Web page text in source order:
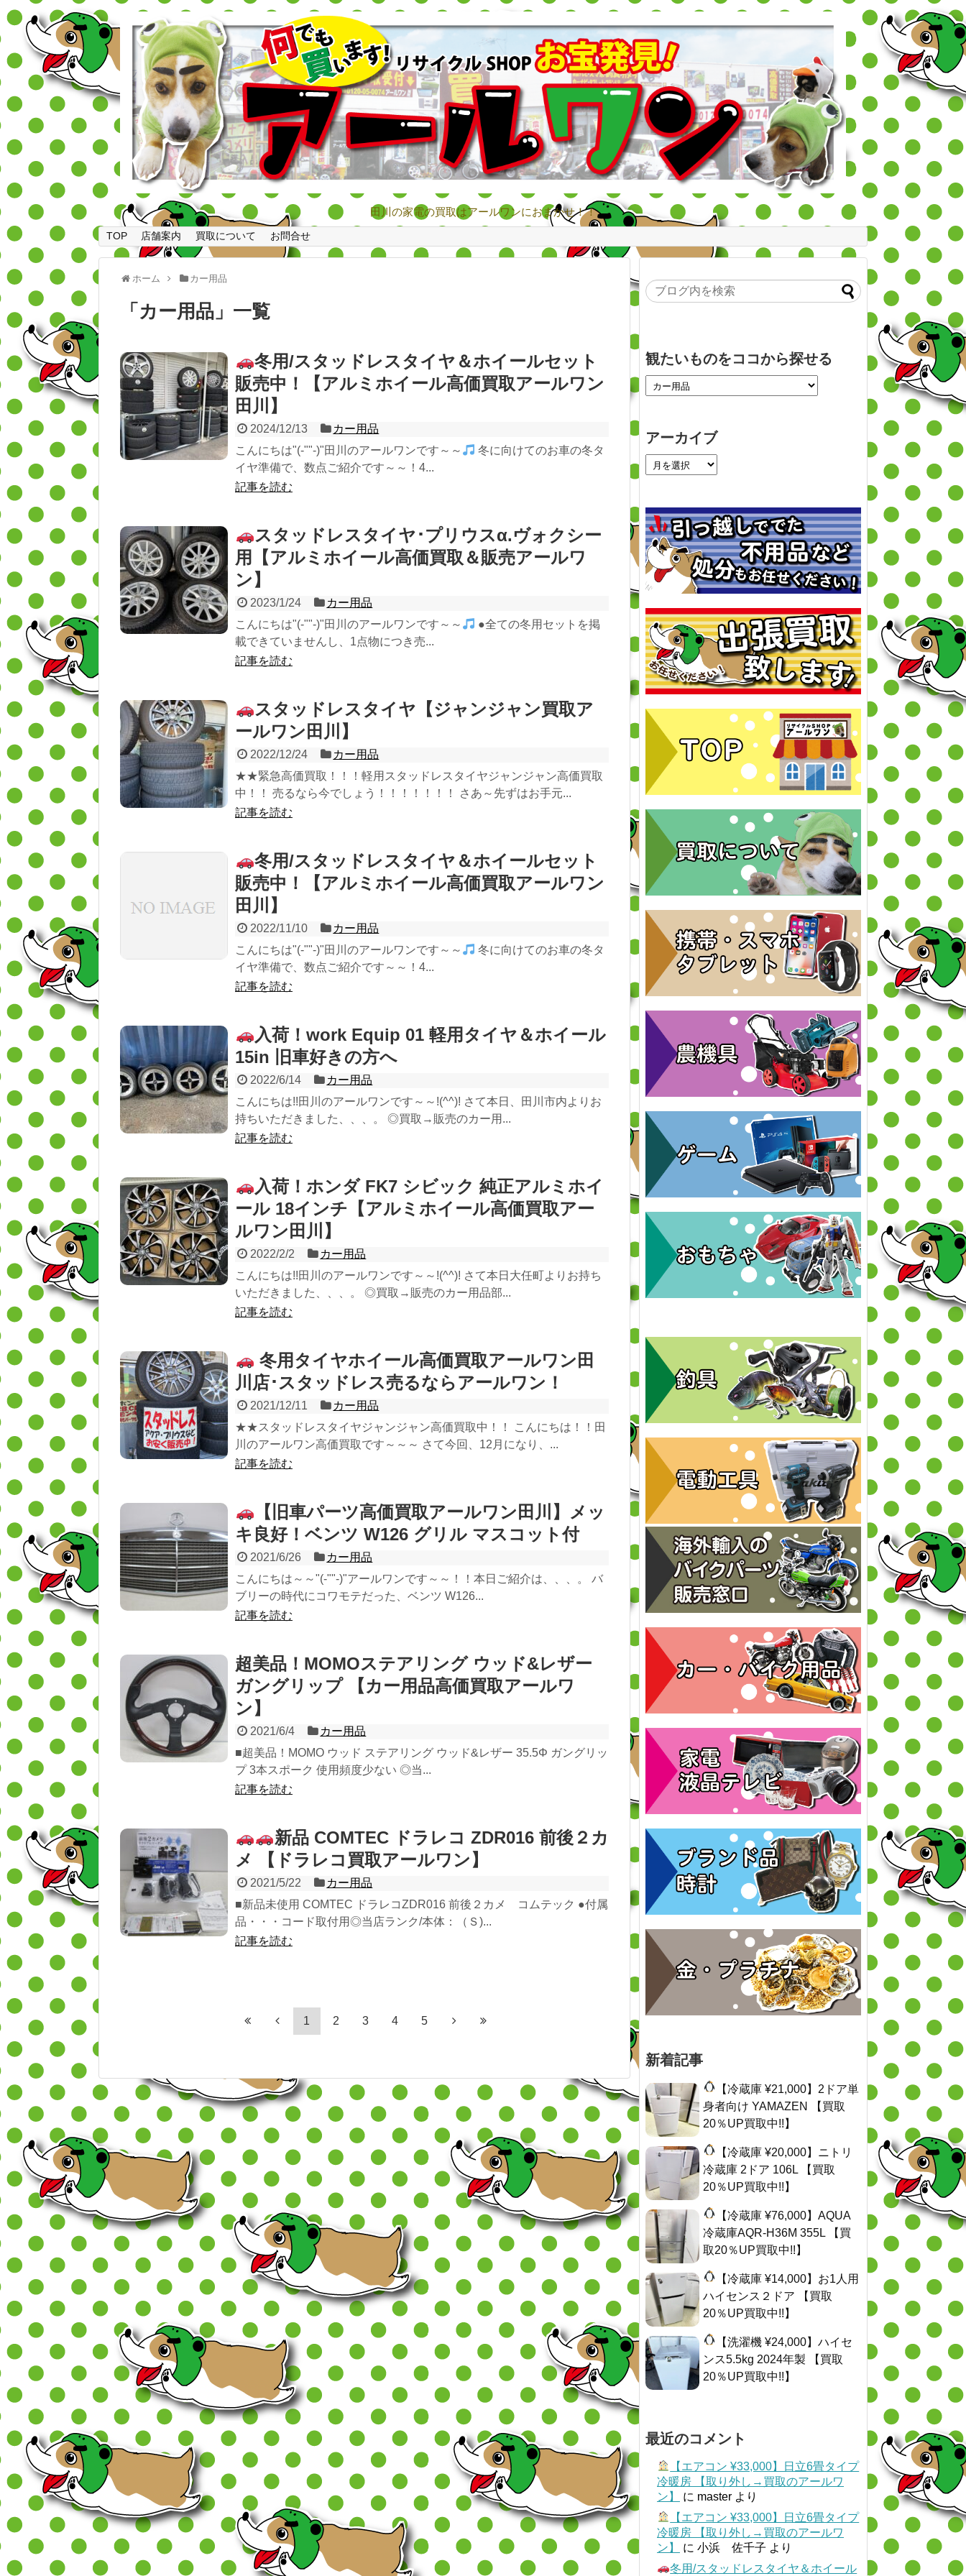
田川の家電の買取はアールワンにおまかせ！！
TOP 店舗案内 買取について お問合せ
ホーム カー用品
「 カー用品 」 一覧
冬用/スタッドレスタイヤ＆ホイールセット
販売中！【アルミホイール高価買取アールワン
田川】
2024/12/13
カー用品
こんにちは"(-""-)"田川のアールワンです～～
冬に向けてのお車の冬タ
イヤ準備で、数点ご紹介です～～！4...
記事を読む
スタッドレスタイヤ･プリウスα.ヴォクシー
用【アルミホイール高価買取＆販売アールワ
ン】
2023/1/24
カー用品
こんにちは"(-""-)"田川のアールワンです～～
●全ての冬用セットを掲
載できていませんし、1点物につき売...
記事を読む
スタッドレスタイヤ【ジャンジャン買取ア
ールワン田川】
2022/12/24
カー用品
★★緊急高価買取！！！軽用スタッドレスタイヤジャンジャン高価買取
中！！ 売るなら今でしょう！！！！！！！ さあ～先ずはお手元...
記事を読む
冬用/スタッドレスタイヤ＆ホイールセット
販売中！【アルミホイール高価買取アールワン
田川】
2022/11/10
カー用品
こんにちは"(-""-)"田川のアールワンです～～
冬に向けてのお車の冬タ
イヤ準備で、数点ご紹介です～～！4...
記事を読む
入荷！work Equip 01 軽用タイヤ＆ホイール
15in 旧車好きの方へ
2022/6/14
カー用品
こんにちは!!田川のアールワンです～～!(^^)! さて本日、田川市内よりお
持ちいただきました、、、。 ◎買取→販売のカー用...
記事を読む
入荷！ホンダ FK7 シビック 純正アルミホイ
ール 18インチ【アルミホイール高価買取アー
ルワン田川】
2022/2/2
カー用品
こんにちは!!田川のアールワンです～～!(^^)! さて本日大任町よりお持ち
いただきました、、、。 ◎買取→販売のカー用品部...
記事を読む
冬用タイヤホイール高価買取アールワン田
川店･スタッドレス売るならアールワン！
2021/12/11
カー用品
★★スタッドレスタイヤジャンジャン高価買取中！！ こんにちは！！田
川のアールワン高価買取です～～～ さて今回、12月になり、...
記事を読む
【旧車パーツ高価買取アールワン田川】メッ
キ良好！ベンツ W126 グリル マスコット付
2021/6/26
カー用品
こんにちは～～"(-""-)"アールワンです～～！！本日ご紹介は、、、。 バ
ブリーの時代にコワモテだった、ベンツ W126...
記事を読む
超美品！MOMOステアリング ウッド&レザー
ガングリップ 【カー用品高価買取アールワ
ン】
2021/6/4
カー用品
■超美品！MOMO ウッド ステアリング ウッド&レザー 35.5Φ ガングリッ
プ 3本スポーク 使用頻度少ない ◎当...
記事を読む
新品 COMTEC ドラレコ ZDR016 前後２カ
メ 【ドラレコ買取アールワン】
2021/5/22
カー用品
■新品未使用 COMTEC ドラレコZDR016 前後２カメ コムテック ●付属
品・・・コード取付用◎当店ランク/本体：（Ｓ)...
記事を読む
1 2 3 4 5
観たいものをココから探せる
アーカイブ
新着記事
【冷蔵庫 ¥21,000】2ドア単
身者向け YAMAZEN 【買取
20％UP買取中!!】
【冷蔵庫 ¥20,000】ニトリ
冷蔵庫 2ドア 106L 【買取
20％UP買取中!!】
【冷蔵庫 ¥76,000】AQUA
冷蔵庫AQR-H36M 355L 【買
取20％UP買取中!!】
【冷蔵庫 ¥14,000】お1人用
ハイセンス２ドア 【買取
20％UP買取中!!】
【洗濯機 ¥24,000】ハイセ
ンス5.5kg 2024年製 【買取
20％UP買取中!!】
最近のコメント
【エアコン ¥33,000】日立6畳タイプ
冷暖房 【取り外し→買取のアールワ
ン】
に master より
【エアコン ¥33,000】日立6畳タイプ
冷暖房 【取り外し→買取のアールワ
ン】
に 小浜 佐千子 より
冬用/スタッドレスタイヤ＆ホイール